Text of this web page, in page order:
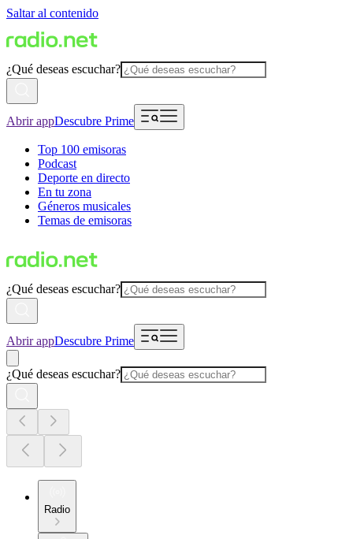
Saltar al contenido
¿Qué deseas escuchar?
Abrir appDescubre Prime
Top 100 emisoras
Podcast
Deporte en directo
En tu zona
Géneros musicales
Temas de emisoras
¿Qué deseas escuchar?
Abrir appDescubre Prime
¿Qué deseas escuchar?
Radio